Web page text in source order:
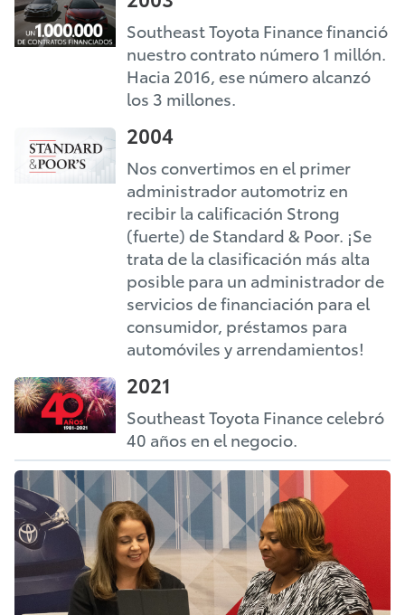
Southeast Toyota Finance financió
nuestro contrato número 1 millón.
Hacia 2016, ese número alcanzó
los 3 millones.
2004
Nos convertimos en el primer
administrador automotriz en
recibir la calificación Strong
(fuerte) de Standard & Poor. ¡Se
trata de la clasificación más alta
posible para un administrador de
servicios de financiación para el
consumidor, préstamos para
automóviles y arrendamientos!
2021
Southeast Toyota Finance celebró
40 años en el negocio.